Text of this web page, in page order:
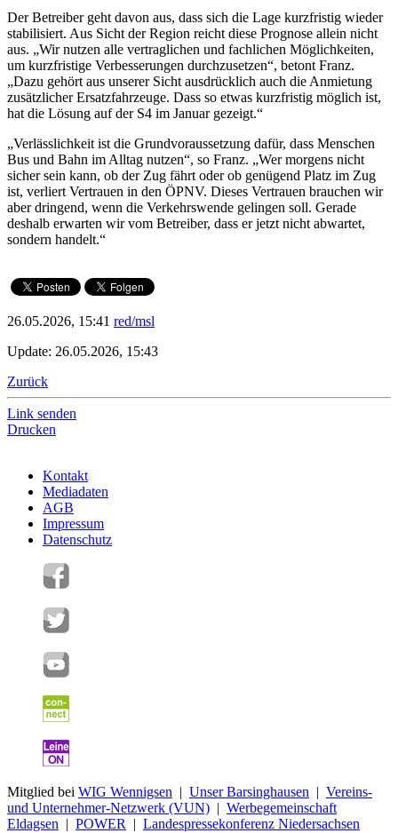
Der Betreiber geht davon aus, dass sich die Lage kurzfristig wieder
stabilisiert. Aus Sicht der Region reicht diese Prognose allein nicht
aus. „Wir nutzen alle vertraglichen und fachlichen Möglichkeiten,
um kurzfristige Verbesserungen durchzusetzen“, betont Franz.
„Dazu gehört aus unserer Sicht ausdrücklich auch die Anmietung
zusätzlicher Ersatzfahrzeuge. Dass so etwas kurzfristig möglich ist,
hat die Lösung auf der S4 im Januar gezeigt.“
„Verlässlichkeit ist die Grundvoraussetzung dafür, dass Menschen
Bus und Bahn im Alltag nutzen“, so Franz. „Wer morgens nicht
sicher sein kann, ob der Zug fährt oder ob genügend Platz im Zug
ist, verliert Vertrauen in den ÖPNV. Dieses Vertrauen brauchen wir
aber dringend, wenn die Verkehrswende gelingen soll. Gerade
deshalb erwarten wir vom Betreiber, dass er jetzt nicht abwartet,
sondern handelt.“
26.05.2026, 15:41 red/msl
Update: 26.05.2026, 15:43
Zurück
Link senden
Drucken
Kontakt
Mediadaten
AGB
Impressum
Datenschutz
Mitglied bei WIG Wennigsen | Unser Barsinghausen | Vereins-
und Unternehmer-Netzwerk (VUN) | Werbegemeinschaft
Eldagsen | POWER | Landespressekonferenz Niedersachsen